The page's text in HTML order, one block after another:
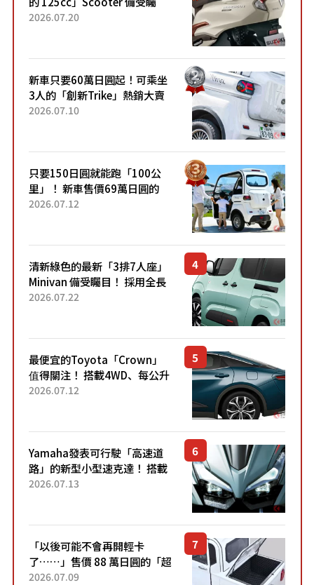
目！採用全新流線設計與各項
2026.07.20
新車只要60萬日圓起！可乘坐
3人的「創新Trike」熱銷大賣
成為人氣車款！「養車成本真
2026.07.10
只要150日圓就能跑「100公
里」！ 新車售價69萬日圓的
「3人座」Trike大受歡迎！ 順
2026.07.12
清新綠色的最新「3排7人座」
Minivan 備受矚目！ 採用全長
4.7公尺剛剛好的車身尺寸與
2026.07.22
最便宜的Toyota「Crown」
值得關注！ 搭載4WD、每公升
22.4公里低油耗表現超亮眼！
2026.07.12
Yamaha發表可行駛「高速道
路」的新型小型速克達！ 搭載
能享受超強勁「渦輪感」的動
2026.07.13
「以後可能不會再開輕卡
了……」售價 88 萬日圓的「超
迷你輕型貨車」引發兩極評
2026.07.09